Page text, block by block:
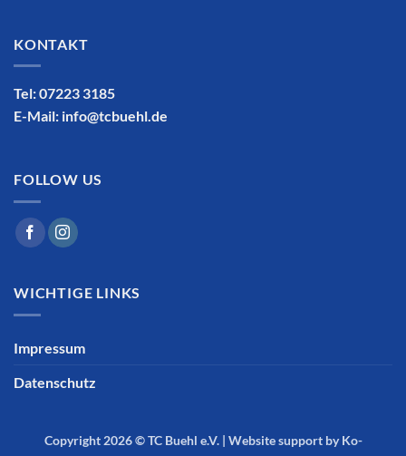
KONTAKT
Tel: 07223 3185
E-Mail: info@tcbuehl.de
FOLLOW US
WICHTIGE LINKS
Impressum
Datenschutz
Copyright 2026 ©TC Buehl e.V.| Website support by Ko-